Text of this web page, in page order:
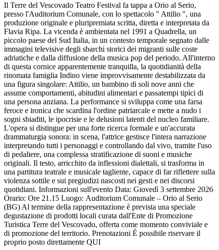
Il Terre del Vescovado Teatro Festival fa tappa a Orio al Serio,
presso l'Auditorium Comunale, con lo spettacolo " Attilio ", una
produzione originale e pluripremiata scritta, diretta e interpretata da
Flavia Ripa. La vicenda è ambientata nel 1991 a Quadrella, un
piccolo paese del Sud Italia, in un contesto temporale segnato dalle
immagini televisive degli sbarchi storici dei migranti sulle coste
adriatiche e dalla diffusione della musica pop del periodo. All'interno
di questa cornice apparentemente tranquilla, la quotidianità della
rinomata famiglia Indino viene improvvisamente destabilizzata da
una figura singolare: Attilio, un bambino di soli nove anni che
assume comportamenti, abitudini alimentari e passatempi tipici di
una persona anziana. La performance si sviluppa come una farsa
feroce e ironica che scardina l'ordine patriarcale e mette a nudo i
sogni sbiaditi, le ipocrisie e le delusioni latenti del nucleo familiare.
L'opera si distingue per una forte ricerca formale e un'accurata
drammaturgia sonora: in scena, l'attrice gestisce l'intera narrazione
interpretando tutti i personaggi e controllando dal vivo, tramite l'uso
di pedaliere, una complessa stratificazione di suoni e musiche
originali. Il testo, arricchito da inflessioni dialettali, si trasforma in
una partitura teatrale e musicale tagliente, capace di far riflettere sulla
violenza sottile e sui pregiudizi nascosti nei gesti e nei discorsi
quotidiani. Informazioni sull'evento Data: Giovedì 3 settembre 2026
Orario: Ore 21.15 Luogo: Auditorium Comunale – Orio al Serio
(BG) Al termine della rappresentazione è prevista una speciale
degustazione di prodotti locali curata dall'Ente di Promozione
Turistica Terre del Vescovado, offerta come momento conviviale e
di promozione del territorio. Prenotazioni È possibile riservare il
proprio posto direttamente QUI